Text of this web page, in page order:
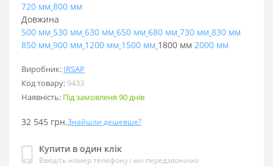
Виробник: IRSAP
Код товару: 9433
Наявність: Під замовленя 90 днів
32 545 грн.Знайшли дешевше?
Купити в один клік
Введіть номер телефону і ми передзвонимо
720 мм 800 мм
Довжина
500 мм 530 мм 630 мм 650 мм 680 мм 730 мм 830 мм
850 мм 900 мм 1200 мм 1500 мм 1800 мм 2000 мм